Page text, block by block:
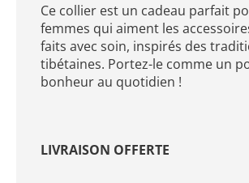
Ce collier est un cadeau parfait
femmes qui aiment les
faits avec soin, inspirés des
tibétaines. Portez-le comme un
bonheur au quotidien !
LIVRAISON OFFERTE